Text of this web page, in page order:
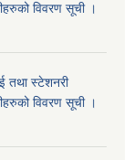
विवरण सूची ।
तथा स्टेशनरी
विवरण सूची ।